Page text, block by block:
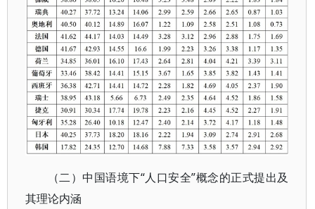
（二）中国语境下“人口安全”概念的正式提出及
其理论内涵